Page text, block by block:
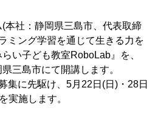
本社：静岡県三島市、代表取締
ミング学習を通じて生きる力を
い子ども教室RoboLab』を、
三島市にて開講します。
集に先駆け、5月22日(日)・28日
実施します。